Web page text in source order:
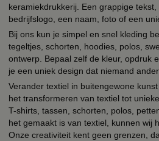
keramiekdrukkerij. Een grappige
bedrijfslogo, een naam, foto of een
Bij ons kun je simpel en snel kleding
tegeltjes, schorten, hoodies, polos,
ontwerp. Bepaal zelf de kleur, opdruk
je een uniek design dat niemand
Verander textiel in buitengewone
het transformeren van textiel tot
T-shirts, tassen, schorten, polos,
het gemaakt is van textiel, kunnen wij
Onze creativiteit kent geen grenzen,